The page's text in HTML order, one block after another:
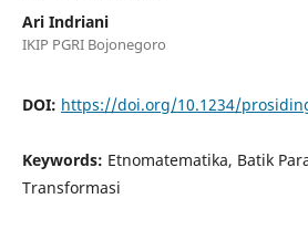
Ari Indriani
IKIP PGRI Bojonegoro
DOI: https://doi.org/10.1234/
Keywords: Etnomatematika, Batik
Transformasi